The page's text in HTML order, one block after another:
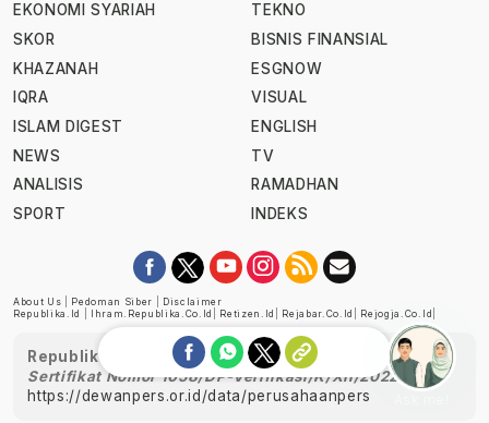
EKONOMI SYARIAH
SKOR
KHAZANAH
IQRA
ISLAM DIGEST
NEWS
ANALISIS
SPORT
TEKNO
BISNIS FINANSIAL
ESGNOW
VISUAL
ENGLISH
TV
RAMADHAN
INDEKS
About Us Pedoman Siber
Disclaimer
Republika.id
Ihram.republika.co.id Retizen.id Rejabar.co.id Rejogja.co.id
Republika telah diverifikasi oleh Dewan Pers
Sertifikat Nomor 1058/DP-Verifikasi/K/XII/2022
https://dewanpers.or.id/data/perusahaanpers